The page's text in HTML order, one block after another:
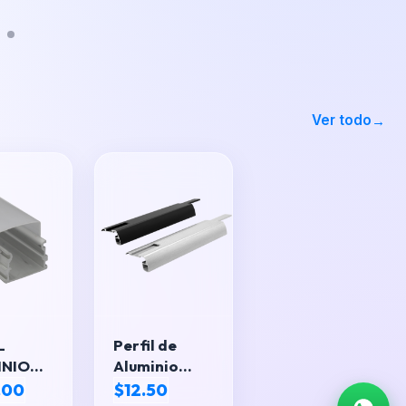
Ver todo
Perfil de
Aluminio
para
$12.50